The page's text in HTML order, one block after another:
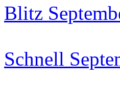
Blitz
Schnell